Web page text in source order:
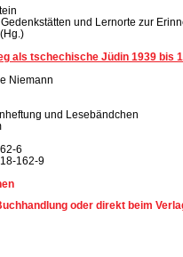
und Lernorte zur
als tschechische Jüdin 1939 bis
Niemann
und Lesebändchen
6
162-9
oder direkt beim